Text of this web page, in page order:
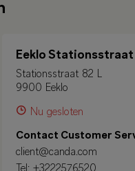
Eeklo Stationsstraat
Stationsstraat 82 L
9900 Eeklo
Nu gesloten
Contact Customer
client@canda.com